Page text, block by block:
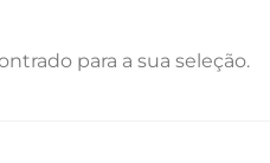
para a sua seleção.